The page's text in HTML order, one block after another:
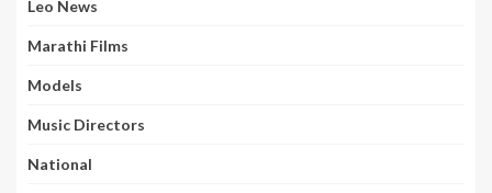
Leo News
Marathi Films
Models
Music Directors
National